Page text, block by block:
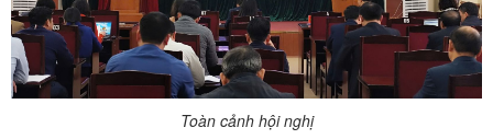
Toàn cảnh hội nghị